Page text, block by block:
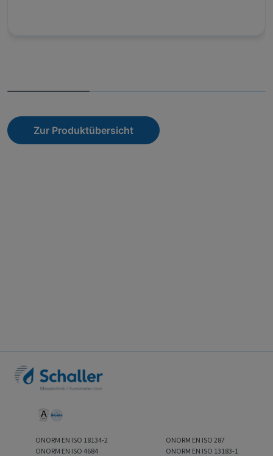
Zur Produktübersicht
ONORM EN ISO 18134-2
ONORM EN ISO 4684
ONORM EN ISO 287
ONORM EN ISO 13183-1